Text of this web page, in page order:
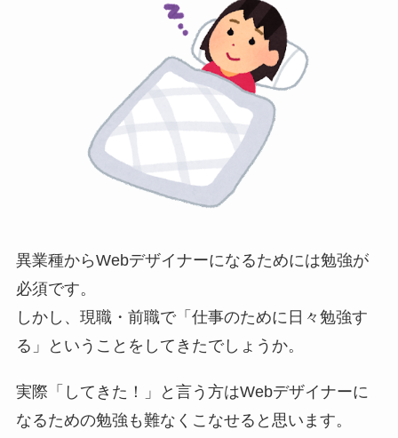
異業種からWebデザイナーになるためには勉強が
必須です。
しかし、現職・前職で「仕事のために日々勉強す
る」ということをしてきたでしょうか。
実際「してきた！」と言う方はWebデザイナーに
なるための勉強も難なくこなせると思います。